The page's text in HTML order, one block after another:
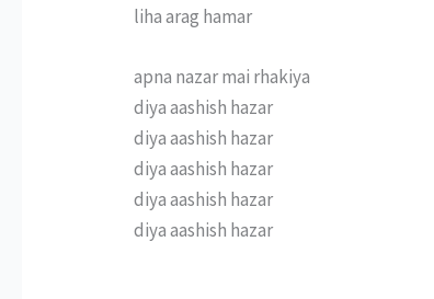
liha arag hamar
apna nazar mai rhakiya
diya aashish hazar
diya aashish hazar
diya aashish hazar
diya aashish hazar
diya aashish hazar